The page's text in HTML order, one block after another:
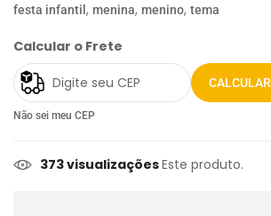
festa infantil , menina, menino, tema
Calcular o Frete
CALCULAR
Não sei meu CEP
373 visualizaçõesEste produto.